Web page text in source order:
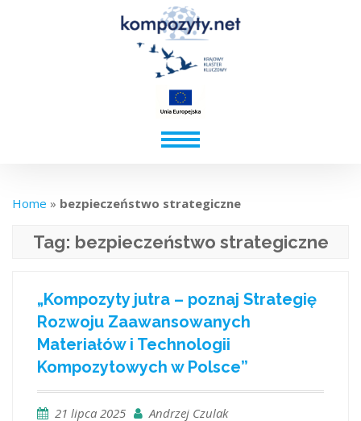
Home » bezpieczeństwo strategiczne
Tag: bezpieczeństwo strategiczne
„Kompozyty jutra – poznaj Strategię
Rozwoju Zaawansowanych
Materiałów i Technologii
Kompozytowych w Polsce”
21 lipca 2025 Andrzej Czulak